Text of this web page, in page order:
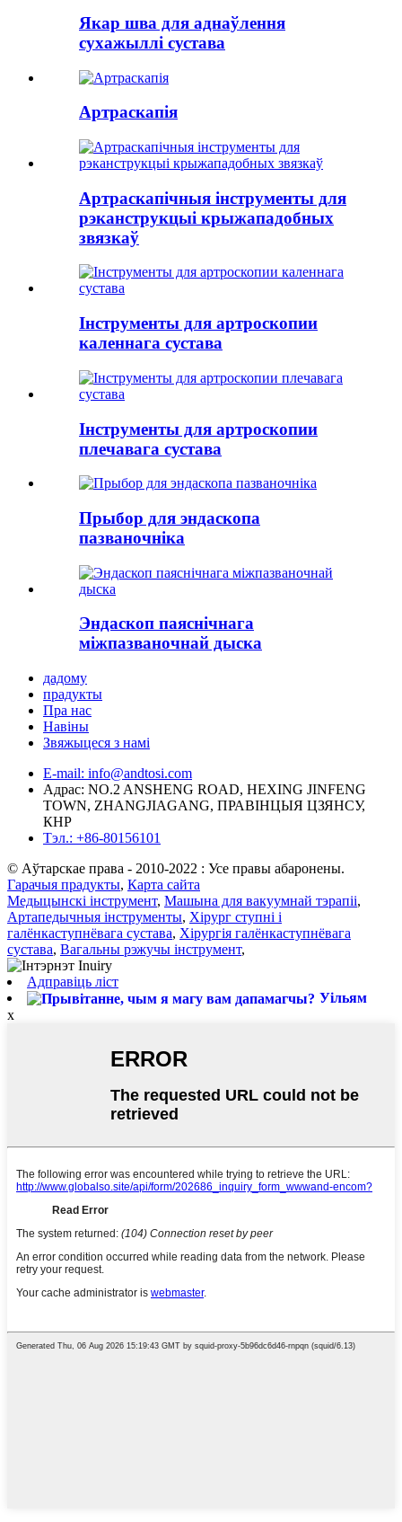
Якар шва для аднаўлення
сухажыллі сустава
Артраскапія
Артраскапічныя інструменты для
рэканструкцыі крыжападобных
звязкаў
Інструменты для артроскопии
каленнага сустава
Інструменты для артроскопии
плечавага сустава
Прыбор для эндаскопа
пазваночніка
Эндаскоп паяснічнага
міжпазваночнай дыска
дадому
прадукты
Пра нас
Навіны
Звяжыцеся з намі
E-mail: info@andtosi.com
Адрас: NO.2 ANSHENG ROAD, HEXING JINFENG
TOWN, ZHANGJIAGANG, ПРАВІНЦЫЯ ЦЗЯНСУ,
КНР
Тэл.: +86-80156101
© Аўтарскае права - 2010-2022 : Усе правы абаронены.
Гарачыя прадукты, Карта сайта
Медыцынскі інструмент, Машына для вакуумнай тэрапіі,
Артапедычныя інструменты, Хірург ступні і
галёнкаступнёвага сустава, Хірургія галёнкаступнёвага
сустава, Вагальны рэжучы інструмент,
Адправіць ліст
Уільям
x